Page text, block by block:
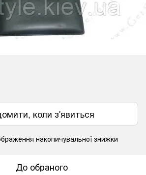
коли з'явиться
накопичувальної знижки
До обраного